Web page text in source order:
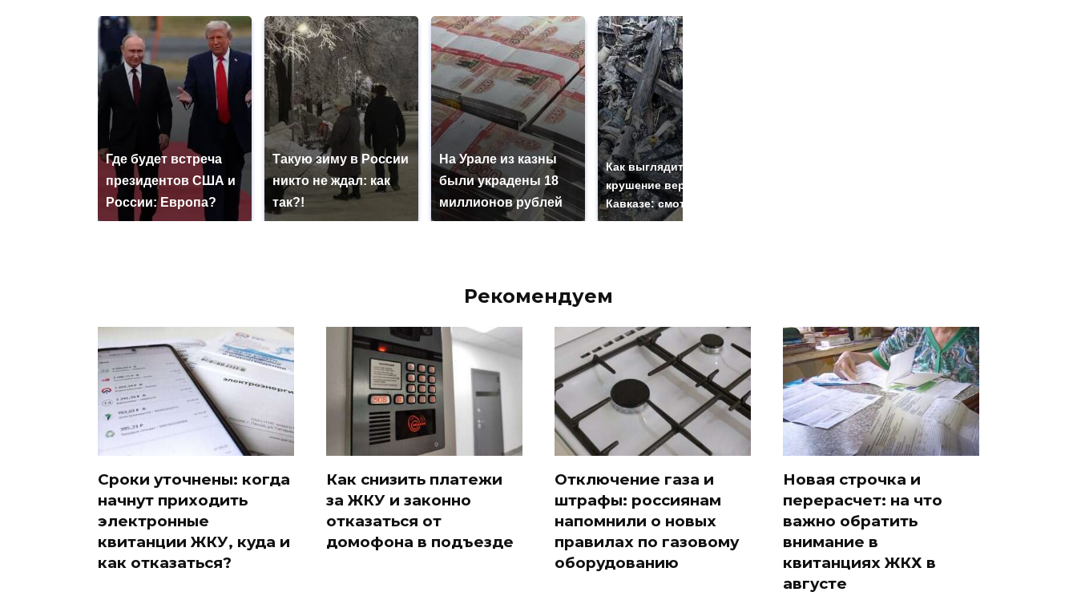
Где будет встреча
президентов США и
России: Европа?
Такую зиму в России
никто не ждал: как
так?!
На Урале из казны
были украдены 18
миллионов рублей
Как выглядит место
крушение вертолета на
Кавказе: смотреть
Рекомендуем
Сроки уточнены: когда
начнут приходить
электронные
квитанции ЖКУ, куда и
как отказаться?
Как снизить платежи
за ЖКУ и законно
отказаться от
домофона в подъезде
Отключение газа и
штрафы: россиянам
напомнили о новых
правилах по газовому
оборудованию
Новая строчка и
перерасчет: на что
важно обратить
внимание в
квитанциях ЖКХ в
августе